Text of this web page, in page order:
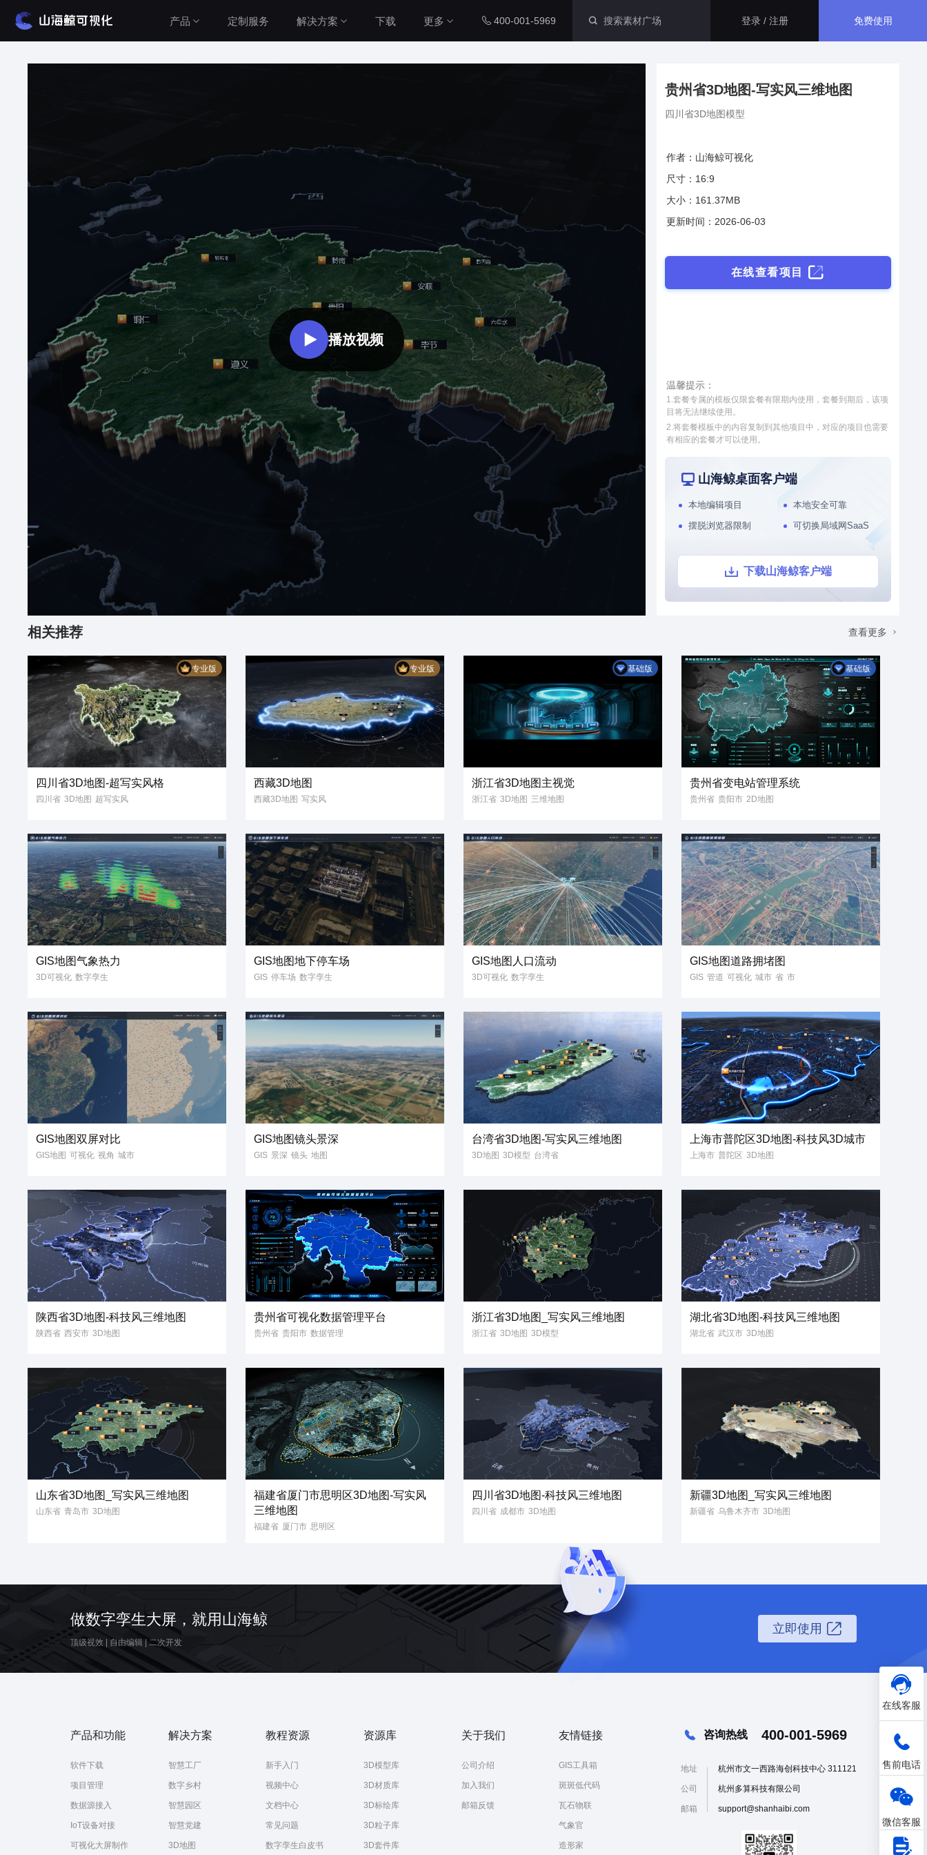
产品
公有云（在线使用）
无需安装，随时随地打开即可使用
私有云（软件下载）
数据模型均在本地，安全可控
200+ 主流图表全支持
二维孪生
内置地图展示组件
资产库
复用已有组件，降低项目成本
v0.2.0（适用于blender3.3及以上版本）
数据管家
零代码轻松完成数据接入和数据处理
生态应用
一站式三维 GIS 处理工具
一站式物联网设备数据采集转发平台
定制服务 解决方案
智慧党建
车辆与交通
设备运维
党建等进行了统一管理，从而提
升了数据维度，实现了更加直
观、更加精细化的社区管理，从
而能够全面提升社区管理水平本
系统通过数字孪生技术，整合社
区各个系统的数据源，将社区运
维数据、IoT设备数据与三维城
市空间数据相结合，对社区周围
环境以及内部物业管理和社区党
建等进行了统一管理，从而提升
了数据维度，实现了更加直观、
更加精细化的社区管理，从而能
够全面提升社区管理水平。
大屏运用了指标卡、折线图、百
分比图等组件，展示了智慧医院
台。
智慧工厂解决方案
本系统通过数字孪生技术，整合
工厂各个系统的数据源，将工厂
内部数据、IOT设备数据与工厂
三维空间数据相结合，对厂区、
厂房、生产线进行统一管理，提
升数据维度，实现更加直观、更
加精细化的工厂管理，全面提升
工厂管理水平。
智慧医保解决方案
通过数字孪生技术， 将二维数据
与三维GIS空间数据相结合，不
科技风园区解决方案
高度融合园区多种数据资源，运
用3D技术制作园区三维模型，对
园区产业、资产、基础设施、能
效、安防等领域的关键指标进行
综合监测分析，打造智慧园区管
理一张图，实现更加高效科学的
园区管理，全面提升园区管理水
平。
智慧校园解决方案
带来更先进、高效的管理方式。
智慧办公园区
此大屏运用了3d室外、折线图、
数据表格等组件展示了智慧办公
园区管理的实时情况。人员类别
统计及车辆实时占用率进行分
析。并且通过平均耗电时段及项
目信息分析分析。最终得出此智
社区各个系统的数据源，将社区
运维数据、IoT设备数据与三维
城市空间数据相结合，对社区周
围环境以及内部物业管理和社区
党建等进行了统一管理，从而提
观、更加精细化的社区管理，从
而能够全面提升社区管理水平。
下载 更多 400-001-5969 登录 / 注册 免费使用
在线客服
售前电话
微信客服
播放视频
贵州省3D地图-写实风三维地图
四川省3D地图模型
作者：山海鲸可视化
尺寸：16:9
大小：161.37MB
更新时间：2026-06-03
在线查看项目
温馨提示：
1.套餐专属的模板仅限套餐有限期内使用，套餐到期后，该项
目将无法继续使用。
2.将套餐模板中的内容复制到其他项目中，对应的项目也需要
有相应的套餐才可以使用。
山海鲸桌面客户端
本地编辑项目
本地安全可靠
摆脱浏览器限制
可切换局域网SaaS
下载山海鲸客户端
相关推荐 查看更多
专业版
四川省3D地图-超写实风格
四川省 3D地图 超写实风
专业版
西藏3D地图
西藏3D地图 写实风
基础版
浙江省3D地图主视觉
浙江省 3D地图 三维地图
元素 主视觉 数据可视化
可视化大屏
基础版
贵州省变电站管理系统
贵州省 贵阳市 2D地图
预告警情况 运维单位
用电量 运维检修资源
省份地图 电力 数字孪生
数据可视化 智慧城市
GIS地图气象热力
3D可视化 数字孪生
热力图 切片 镜头
GIS地图地下停车场
GIS 停车场 数字孪生
3D模型 三维模型 交通 数据
GIS地图人口流动
3D可视化 数字孪生
飞线 人口流动 视角
GIS地图道路拥堵图
GIS 管道 可视化 城市 省 市
GIS地图道路拥堵图
GIS地图双屏对比
GIS地图 可视化 视角 城市
GIS地图镜头景深
GIS 景深 镜头 地图
台湾省3D地图-写实风三维地图
3D地图 3D模型 台湾省
GIS地图 3维地图
上海市普陀区3D地图-科技风3D城市
上海市 普陀区 3D地图
三维地图 3维地图 省份地图
陕西省3D地图-科技风三维地图
陕西省 西安市 3D地图
立体地图 3维地图 省份地图
贵州省可视化数据管理平台
贵州省 贵阳市 数据管理
省份地图 数据中心 信息
数据 数据可视化 2D 可视化
大屏 3D可视化 智慧城市
浙江省3D地图_写实风三维地图
浙江省 3D地图 3D模型
湖北省3D地图-科技风三维地图
湖北省 武汉市 3D地图
立体地图 3维地图 省份地图
山东省3D地图_写实风三维地图
山东省 青岛市 3D地图
福建省厦门市思明区3D地图-写实风
三维地图
福建省 厦门市 思明区
四川省3D地图-科技风三维地图
四川省 成都市 3D地图
3维地图
新疆3D地图_写实风三维地图
新疆省 乌鲁木齐市 3D地图
做数字孪生大屏，就用山海鲸
顶级视效 自由编辑 二次开发
立即使用
产品和功能
软件下载
项目管理
数据源接入
IoT设备对接
可视化大屏制作
解决方案
智慧工厂
数字乡村
智慧园区
智慧党建
3D地图
教程资源
新手入门
视频中心
文档中心
常见问题
数字孪生白皮书
资源库
3D模型库
3D材质库
3D标绘库
3D粒子库
3D套件库
关于我们
公司介绍
加入我们
邮箱反馈
友情链接
GIS工具箱
斑斑低代码
瓦石物联
气象官
造形家
咨询热线 400-001-5969
地址
公司
邮箱
杭州市文一西路海创科技中心 311121
杭州多算科技有限公司
support@shanhaibi.com